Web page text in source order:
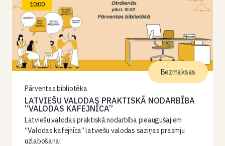
10:00
Pārventas bibliotēka
LATVIEŠU VALODAS PRAKTISKĀ NODARBĪBA
“VALODAS KAFEJNĪCA”
Latviešu valodas praktiskā nodarbība pieaugušajiem
“Valodas kafejnīca” latviešu valodas saziņas prasmju
uzlabošanai
Bezmaksas